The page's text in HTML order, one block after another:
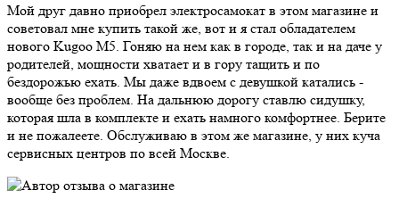
Мой друг давно приобрел электросамокат в этом магазине и
советовал мне купить такой же, вот и я стал обладателем
нового Kugoo M5. Гоняю на нем как в городе, так и на даче у
родителей, мощности хватает и в гору тащить и по
бездорожью ехать. Мы даже вдвоем с девушкой катались -
вообще без проблем. На дальнюю дорогу ставлю сидушку,
которая шла в комплекте и ехать намного комфортнее. Берите
и не пожалеете. Обслуживаю в этом же магазине, у них куча
сервисных центров по всей Москве.